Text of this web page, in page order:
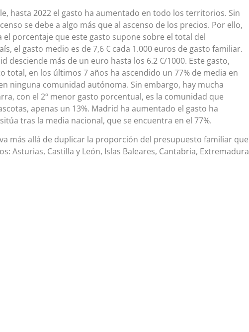
hasta 2022 el gasto ha aumentado en todo los territorios. Sin
se debe a algo más que al ascenso de los precios. Por ello,
porcentaje que este gasto supone sobre el total del
el gasto medio es de 7,6 € cada 1.000 euros de gasto familiar.
desciende más de un euro hasta los 6.2 €/1000. Este gasto,
en los últimos 7 años ha ascendido un 77% de media en
ninguna comunidad autónoma. Sin embargo, hay mucha
con el 2º menor gasto porcentual, es la comunidad que
apenas un 13%. Madrid ha aumentado el gasto ha
tras la media nacional, que se encuentra en el 77%.
más allá de duplicar la proporción del presupuesto familiar que
Asturias, Castilla y León, Islas Baleares, Cantabria, Extremadura